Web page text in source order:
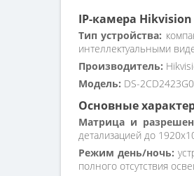
IP-камера Hikvision
Тип устройства:
интеллектуальными
Производитель:
Модель: DS-
Основные
Матрица и
детализацией до
Режим день/ночь:
полного отсутствия